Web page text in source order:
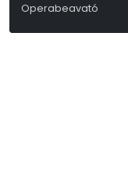
Operabeavató